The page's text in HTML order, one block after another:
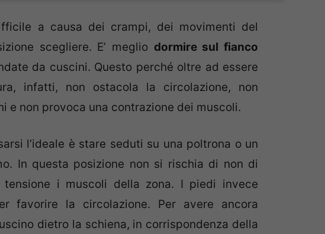
a causa dei crampi, dei movimenti del
scegliere. E’ meglio dormire sul fianco
da cuscini. Questo perché oltre ad essere
infatti, non ostacola la circolazione, non
e non provoca una contrazione dei muscoli.
l’ideale è stare seduti su una poltrona o un
In questa posizione non si rischia di non di
i muscoli della zona. I piedi invece
favorire la circolazione. Per avere ancora
dietro la schiena, in corrispondenza della